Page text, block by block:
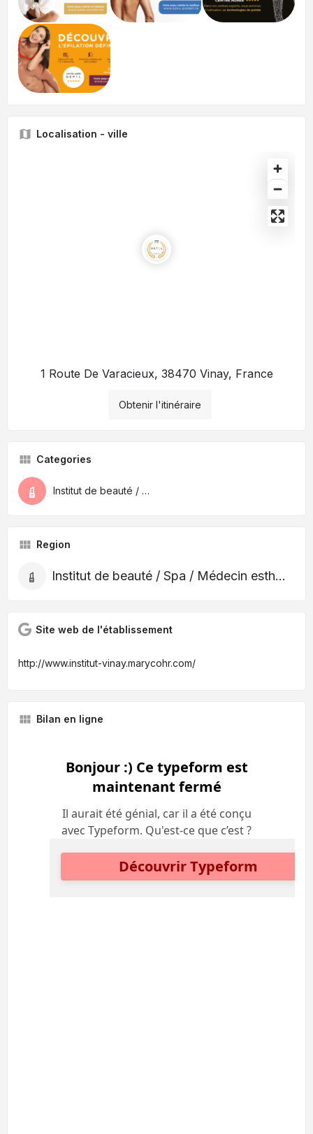
Localisation - ville
1 Route De Varacieux, 38470 Vinay, France
Obtenir l'itinéraire
Categories
Institut de beauté / Spa / Médecin esthétique
Region
Institut de beauté / Spa / Médecin esthétique
Site web de l'établissement
http://www.institut-vinay.marycohr.com/
Bilan en ligne